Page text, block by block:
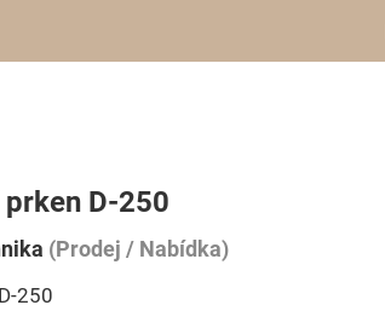
D-250
(Prodej / Nabídka)
250